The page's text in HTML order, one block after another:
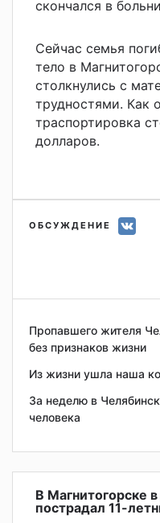
скончался в
Сейчас семья
тело в
столкнулись с
трудностями. Как
траспортировка
долларов.
ОБСУЖДЕНИЕ
Пропавшего жителя
без признаков жизни
Из жизни ушла наша
За неделю в
человека
В Магнитогорске
пострадал 11-